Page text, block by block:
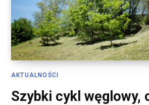
AKTUALNOŚCI
Szybki cykl węglowy,